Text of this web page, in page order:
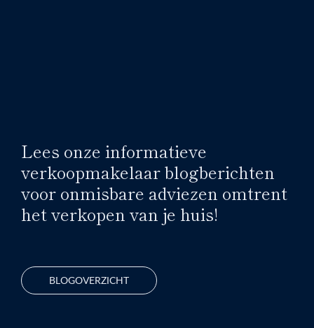
Lees onze informatieve
verkoopmakelaar blogberichten
voor onmisbare adviezen omtrent
het verkopen van je huis!
BLOGOVERZICHT